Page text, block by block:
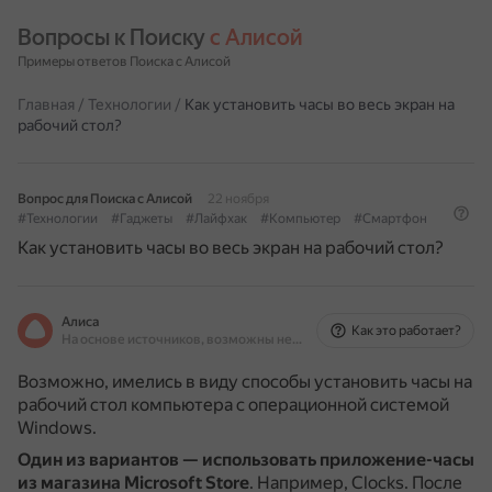
Вопросы к Поиску с Алисой
Примеры ответов Поиска с Алисой
Главная / Технологии / Как установить часы во весь экран на
рабочий стол?
Вопрос для Поиска с Алисой
22 ноября
#Технологии
#Гаджеты #Лайфхак #Компьютер #Смартфон
Как установить часы во весь экран на рабочий стол?
Алиса
На основе источников, возможны неточности
Как это работает?
Возможно, имелись в виду способы установить часы на
рабочий стол компьютера с операционной системой
Windows.
Один из вариантов — использовать приложение-часы
из магазина Microsoft Store. Например, Clocks. После